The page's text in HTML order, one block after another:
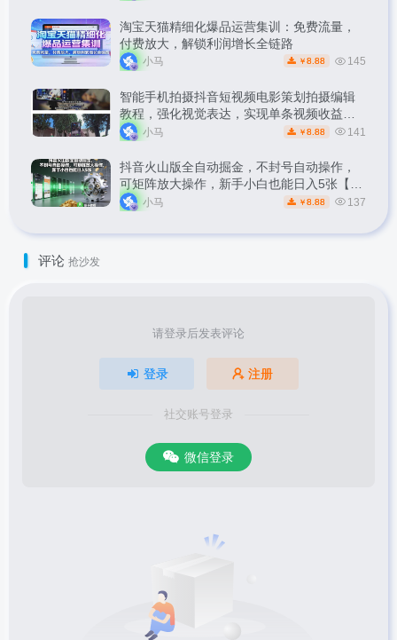
淘宝天猫精细化爆品运营集训：免费流量，
付费放大，解锁利润增长全链路
小马 ￥ 8.88 145
智能手机拍摄抖音短视频电影策划拍摄编辑
教程，强化视觉表达，实现单条视频收益破
1k
小马 ￥ 8.88 141
抖音火山版全自动掘金，不封号自动操作，
可矩阵放大操作，新手小白也能日入5张【揭
秘】小马 ￥ 8.88 137
评论 抢沙发
请登录后发表评论
登录 注册
社交账号登录
微信登录